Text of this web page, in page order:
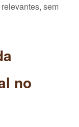
sem
no